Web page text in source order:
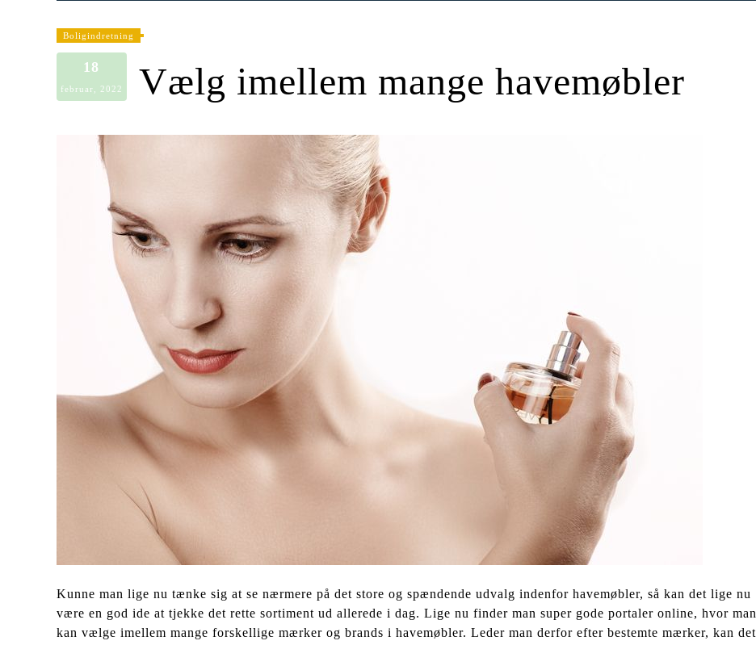
Boligindretning
18
februar, 2022 Vælg imellem mange havemøbler
Kunne man lige nu tænke sig at se nærmere på det store og spændende udvalg indenfor havemøbler, så kan det lige nu
være en god ide at tjekke det rette sortiment ud allerede i dag. Lige nu finder man super gode portaler online, hvor man
kan vælge imellem mange forskellige mærker og brands i havemøbler. Leder man derfor efter bestemte mærker, kan det